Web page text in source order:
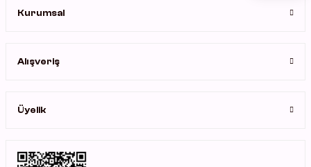
Kurumsal
Alışveriş
Üyelik